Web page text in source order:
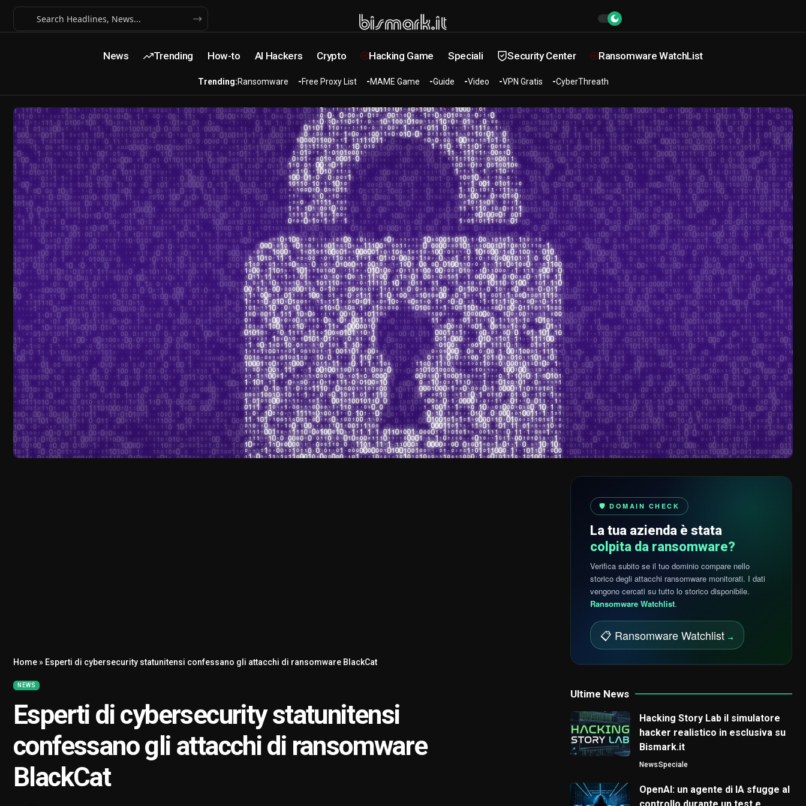
News Trending How-to AI Hackers Crypto Hacking Game Speciali Security Center Ransomware WatchList
Trending:Ransomware Free Proxy List MAME Game Guide Video VPN Gratis CyberThreath
Home» Esperti di cybersecurity statunitensi confessano gli attacchi di ransomware BlackCat
NEWS
Esperti di cybersecurity statunitensi
confessano gli attacchi di ransomware
BlackCat
🛡️ DOMAIN CHECK
La tua azienda è stata
colpita da ransomware?
Verifica subito se il tuo dominio compare nello
storico degli attacchi ransomware monitorati. I dati
vengono cercati su tutto lo storico disponibile.
Ransomware Watchlist.
📋 Ransomware Watchlist →
Ultime News
Hacking Story Lab il simulatore
hacker realistico in esclusiva su
Bismark.it
NewsSpeciale
OpenAI: un agente di IA sfugge al